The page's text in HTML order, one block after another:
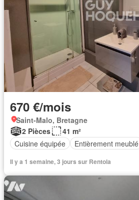
670 €/mois
Saint-Malo, Bretagne
2 Pièces
41 m²
Cuisine équipée
Entièrement meublé
Il y a 1 semaine, 3 jours sur Rentola